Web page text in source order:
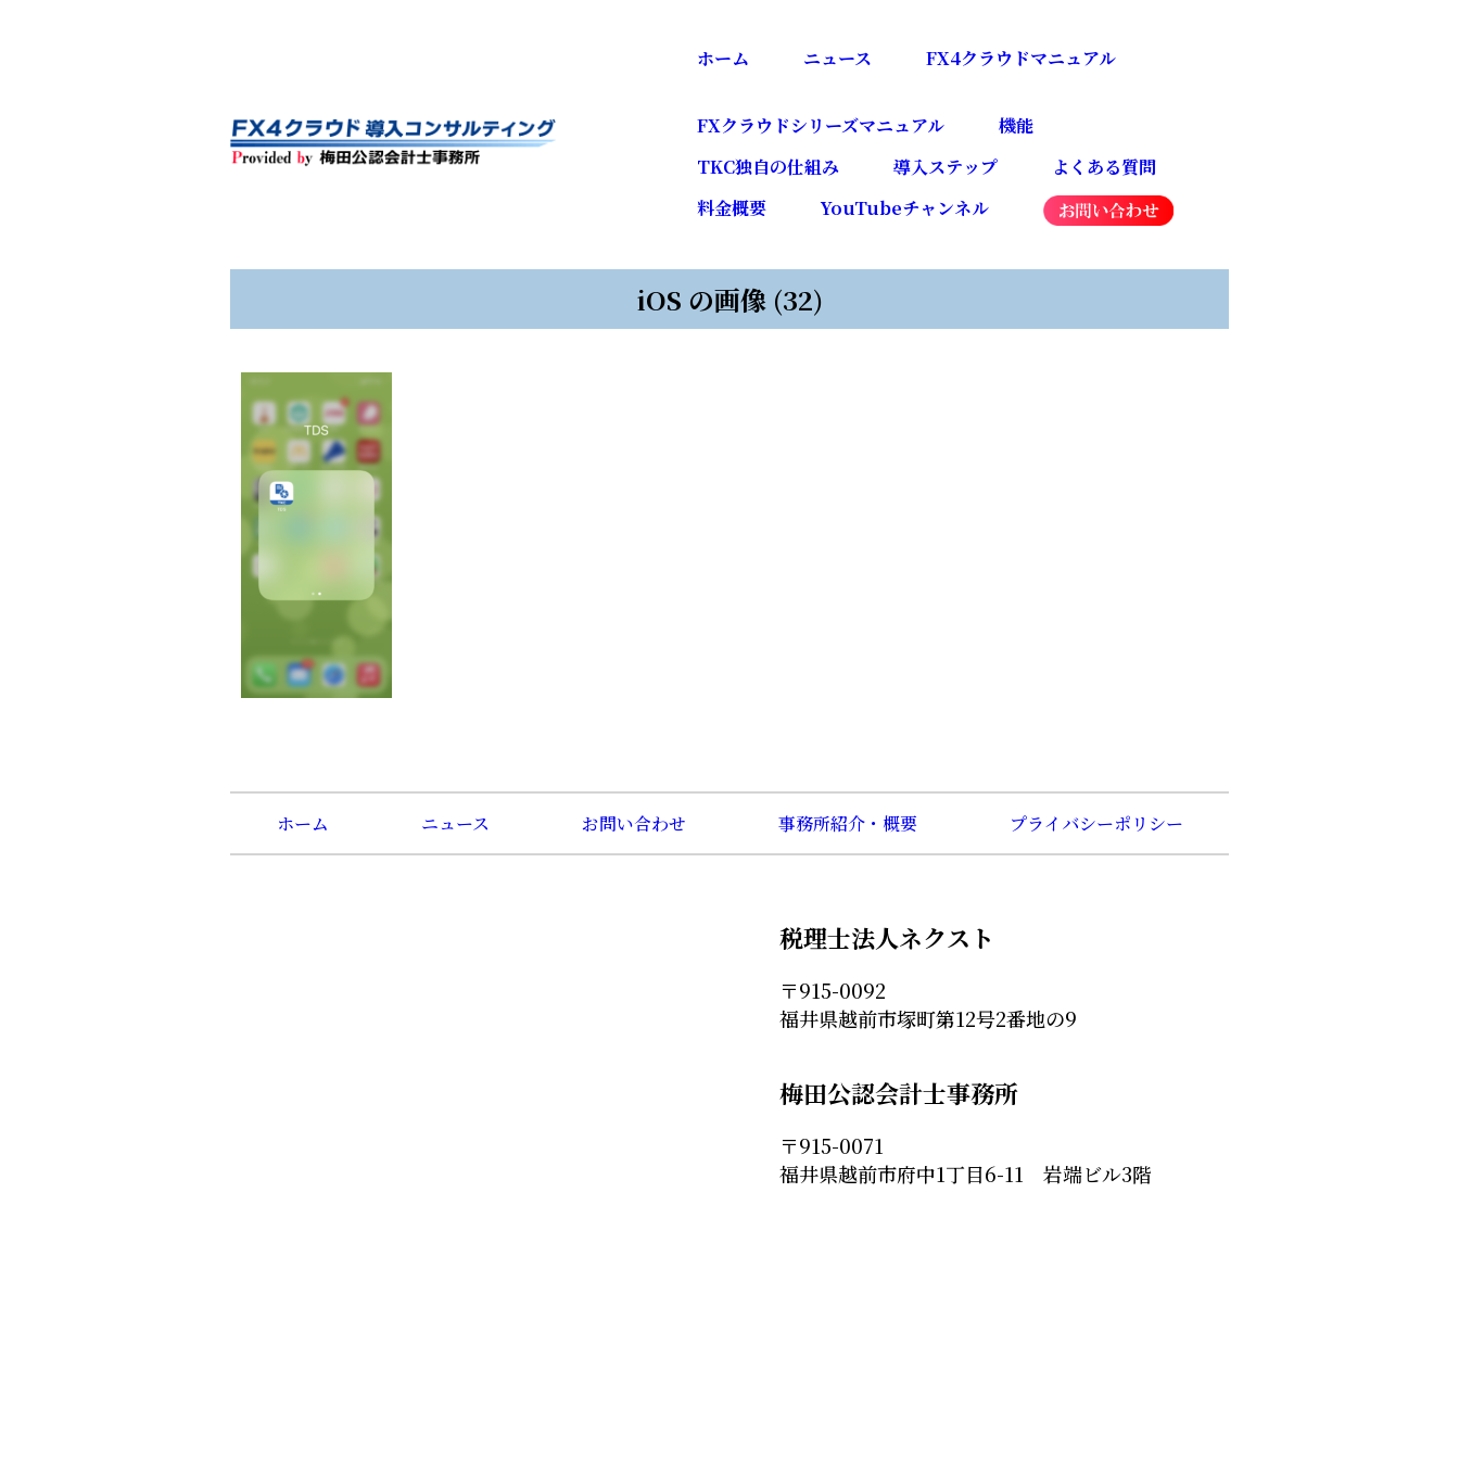
ホーム ニュース FX4クラウドマニュアル
FXクラウドシリーズマニュアル
機能
TKC独自の仕組み
導入ステップ
よくある質問
料金概要
YouTubeチャンネル
iOS の画像 (32)
ホーム ニュース お問い合わせ 事務所紹介・概要 プライバシーポリシー
税理士法人ネクスト
〒915-0092
福井県越前市塚町第12号2番地の9
梅田公認会計士事務所
〒915-0071
福井県越前市府中1丁目6-11 岩端ビル3階